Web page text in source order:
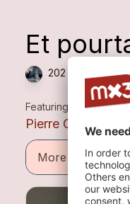
Et
202 plays —
Featuring
Pierre Chappuis-H.
More